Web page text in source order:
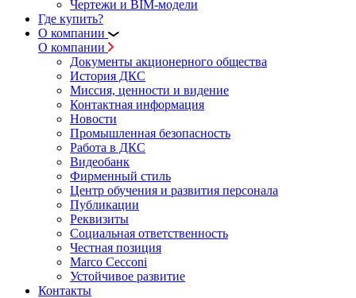
Чертежи и BIM-модели
Где купить?
О компании
О компании
Документы акционерного общества
История ДКС
Миссия, ценности и видение
Контактная информация
Новости
Промышленная безопасность
Работа в ДКС
Видеобанк
Фирменный стиль
Центр обучения и развития персонала
Публикации
Реквизиты
Социальная ответственность
Честная позиция
Marco Cecconi
Устойчивое развитие
Контакты